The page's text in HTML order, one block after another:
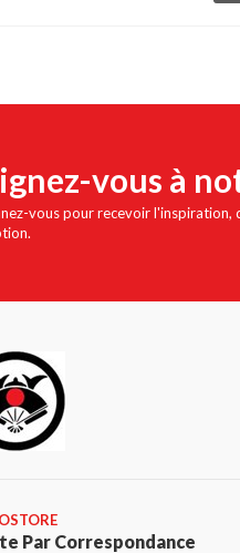
vous à
vous pour recevoir l'inspiration,
Par Correspondance